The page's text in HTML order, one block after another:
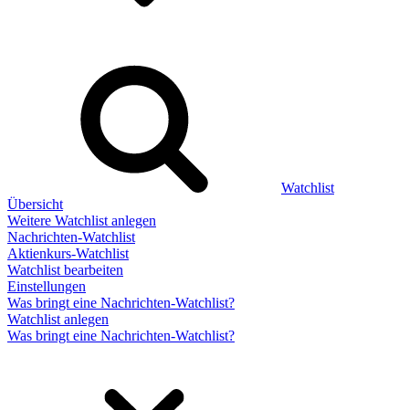
Watchlist
Übersicht
Weitere Watchlist anlegen
Nachrichten-Watchlist
Aktienkurs-Watchlist
Watchlist bearbeiten
Einstellungen
Was bringt eine Nachrichten-Watchlist?
Watchlist anlegen
Was bringt eine Nachrichten-Watchlist?